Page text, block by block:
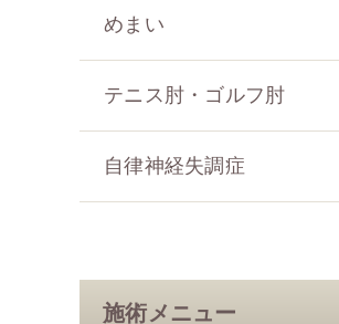
めまい
テニス肘・ゴルフ肘
自律神経失調症
施術メニュー